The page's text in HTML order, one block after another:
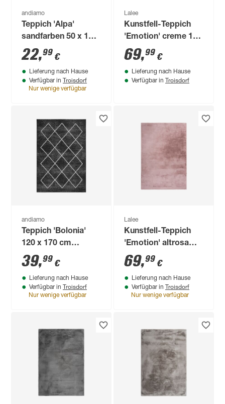
andiamo
Teppich 'Alpa'
sandfarben 50 x 110
cm
22,99 €
Lieferung nach Hause
Verfügbar in Troisdorf
Nur wenige verfügbar
Lalee
Kunstfell-Teppich
'Emotion' creme 120
x 170 cm
69,99 €
Lieferung nach Hause
Verfügbar in Troisdorf
andiamo
Teppich 'Bolonia'
120 x 170 cm
anthrazit
39,99 €
Lieferung nach Hause
Verfügbar in Troisdorf
Nur wenige verfügbar
Lalee
Kunstfell-Teppich
'Emotion' altrosa
120 x 170 cm
69,99 €
Lieferung nach Hause
Verfügbar in Troisdorf
Nur wenige verfügbar